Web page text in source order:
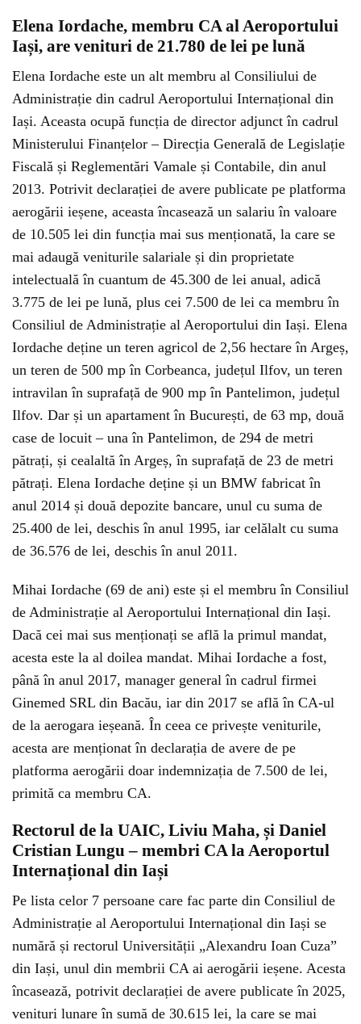
Elena Iordache, membru CA al Aeroportului
Iași, are venituri de 21.780 de lei pe lună
Elena Iordache este un alt membru al Consiliului de
Administrație din cadrul Aeroportului Internațional din
Iași. Aceasta ocupă funcția de director adjunct în cadrul
Ministerului Finanțelor – Direcția Generală de Legislație
Fiscală și Reglementări Vamale și Contabile, din anul
2013. Potrivit declarației de avere publicate pe platforma
aerogării ieșene, aceasta încasează un salariu în valoare
de 10.505 lei din funcția mai sus menționată, la care se
mai adaugă veniturile salariale și din proprietate
intelectuală în cuantum de 45.300 de lei anual, adică
3.775 de lei pe lună, plus cei 7.500 de lei ca membru în
Consiliul de Administrație al Aeroportului din Iași. Elena
Iordache deține un teren agricol de 2,56 hectare în Argeș,
un teren de 500 mp în Corbeanca, județul Ilfov, un teren
intravilan în suprafață de 900 mp în Pantelimon, județul
Ilfov. Dar și un apartament în București, de 63 mp, două
case de locuit – una în Pantelimon, de 294 de metri
pătrați, și cealaltă în Argeș, în suprafață de 23 de metri
pătrați. Elena Iordache deține și un BMW fabricat în
anul 2014 și două depozite bancare, unul cu suma de
25.400 de lei, deschis în anul 1995, iar celălalt cu suma
de 36.576 de lei, deschis în anul 2011.
Mihai Iordache (69 de ani) este și el membru în Consiliul
de Administrație al Aeroportului Internațional din Iași.
Dacă cei mai sus menționați se află la primul mandat,
acesta este la al doilea mandat. Mihai Iordache a fost,
până în anul 2017, manager general în cadrul firmei
Ginemed SRL din Bacău, iar din 2017 se află în CA-ul
de la aerogara ieșeană. În ceea ce privește veniturile,
acesta are menționat în declarația de avere de pe
platforma aerogării doar indemnizația de 7.500 de lei,
primită ca membru CA.
Rectorul de la UAIC, Liviu Maha, și Daniel
Cristian Lungu – membri CA la Aeroportul
Internațional din Iași
Pe lista celor 7 persoane care fac parte din Consiliul de
Administrație al Aeroportului Internațional din Iași se
numără și rectorul Universității „Alexandru Ioan Cuza”
din Iași, unul din membrii CA ai aerogării ieșene. Acesta
încasează, potrivit declarației de avere publicate în 2025,
venituri lunare în sumă de 30.615 lei, la care se mai